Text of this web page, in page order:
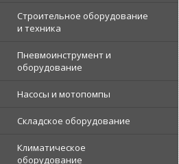
Строительное оборудование
и техника
Пневмоинструмент и
оборудование
Насосы и мотопомпы
Складское оборудование
Климатическое
оборудование